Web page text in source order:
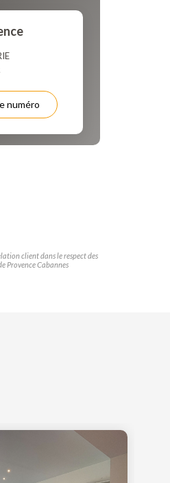
numéro
client dans le respect des
Provence Cabannes